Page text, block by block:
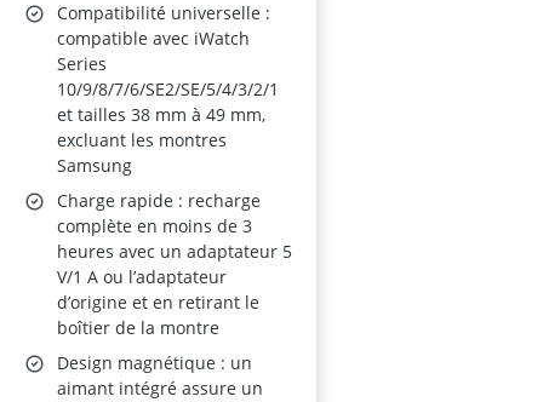
Compatibilité universelle :
compatible avec iWatch
Series
10/9/8/7/6/SE2/SE/5/4/3/2/1
et tailles 38 mm à 49 mm,
excluant les montres
Samsung
Charge rapide : recharge
complète en moins de 3
heures avec un adaptateur 5
V/1 A ou l’adaptateur
d’origine et en retirant le
boîtier de la montre
Design magnétique : un
aimant intégré assure un